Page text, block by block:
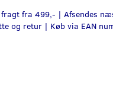
fra 499,- | Afsendes
og retur | Køb via EAN